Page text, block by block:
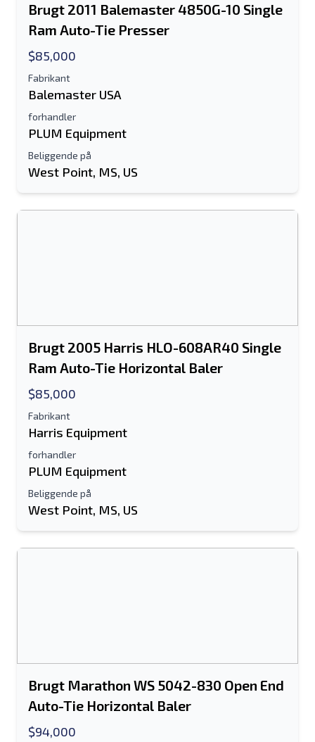
Brugt 2011 Balemaster 4850G-10 Single
Ram Auto-Tie Presser
$85,000
Fabrikant
Balemaster USA
forhandler
PLUM Equipment
Beliggende på
West Point, MS, US
Brugt 2005 Harris HLO-608AR40 Single
Ram Auto-Tie Horizontal Baler
$85,000
Fabrikant
Harris Equipment
forhandler
PLUM Equipment
Beliggende på
West Point, MS, US
Brugt Marathon WS 5042-830 Open End
Auto-Tie Horizontal Baler
$94,000